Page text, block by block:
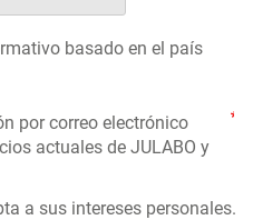
basado en el país
por correo electrónico
actuales de JULABO y
a sus intereses personales.